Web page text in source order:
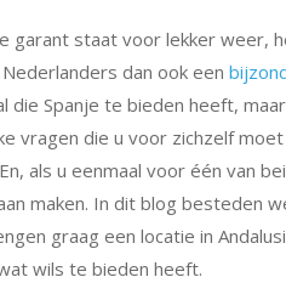
garant staat voor lekker weer,
dan ook een
die Spanje te bieden heeft,
vragen die u voor zichzelf moet
als u eenmaal voor één van
maken. In dit blog besteden
graag een locatie in
wils te bieden heeft.